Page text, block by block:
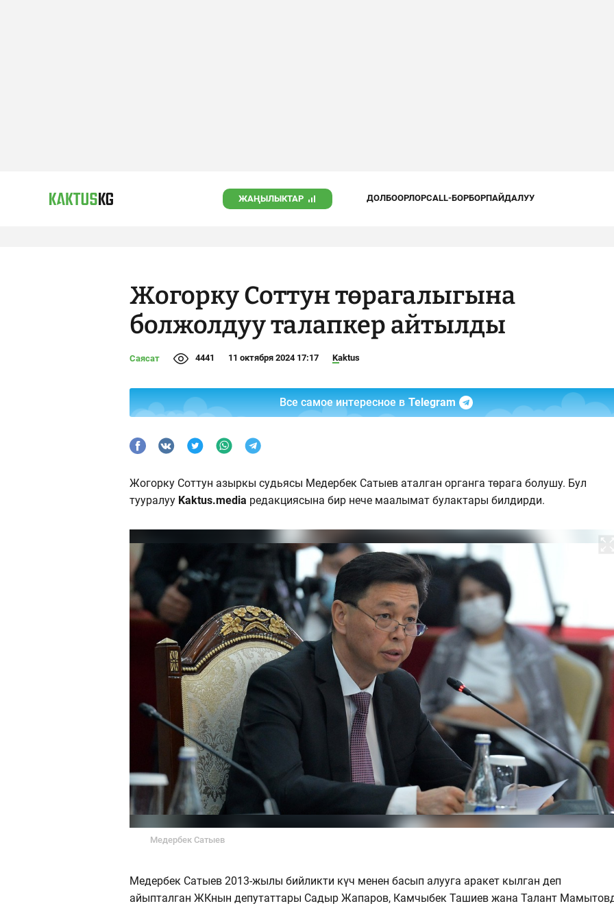
ЖАҢЫЛЫКТАР ДОЛБООРЛОРCALL-БОРБОРПАЙДАЛУУ
Жогорку Соттун төрагалыгына
болжолдуу талапкер айтылды
Саясат 4441 11 октября 2024 17:17 Kaktus
Все самое интересное в Telegram
Жогорку Соттун азыркы судьясы Медербек Сатыев аталган органга төрага болушу. Бул
тууралуу Kaktus.media редакциясына бир нече маалымат булактары билдирди.
Медербек Сатыев
Медербек Сатыев 2013-жылы бийликти күч менен басып алууга аракет кылган деп
айыпталган ЖКнын депутаттары Садыр Жапаров, Камчыбек Ташиев жана Талант